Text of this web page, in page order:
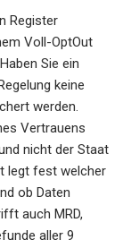
Register
Voll-OptOut
Sie ein
keine
werden.
Vertrauens
nicht der Staat
legt fest welcher
ob Daten
auch MRD,
aller 9